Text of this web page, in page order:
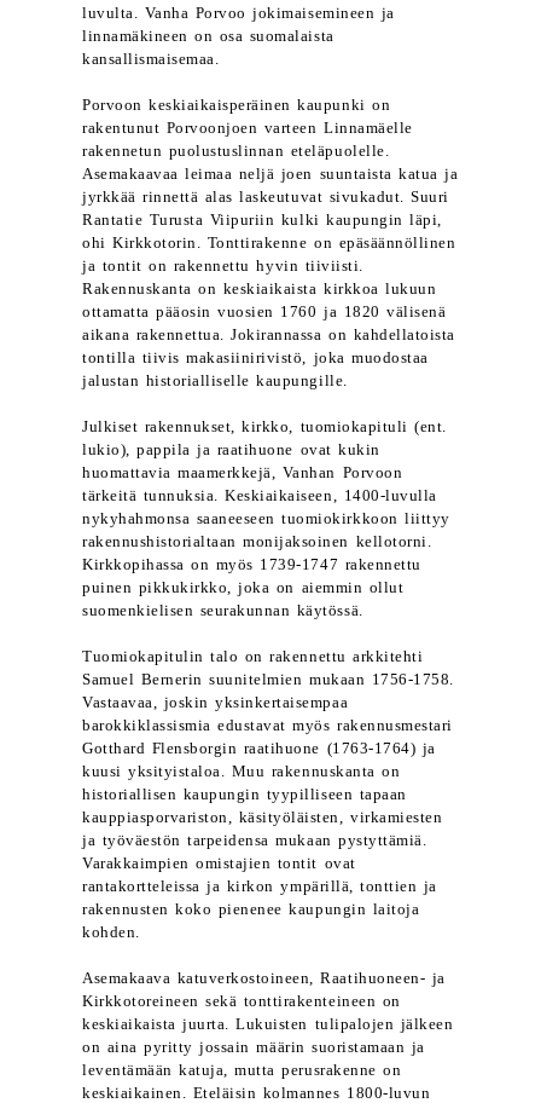
luvulta. Vanha Porvoo jokimaisemineen ja
linnamäkineen on osa suomalaista
kansallismaisemaa.
Porvoon keskiaikaisperäinen kaupunki on
rakentunut Porvoonjoen varteen Linnamäelle
rakennetun puolustuslinnan eteläpuolelle.
Asemakaavaa leimaa neljä joen suuntaista katua ja
jyrkkää rinnettä alas laskeutuvat sivukadut. Suuri
Rantatie Turusta Viipuriin kulki kaupungin läpi,
ohi Kirkkotorin. Tonttirakenne on epäsäännöllinen
ja tontit on rakennettu hyvin tiiviisti.
Rakennuskanta on keskiaikaista kirkkoa lukuun
ottamatta pääosin vuosien 1760 ja 1820 välisenä
aikana rakennettua. Jokirannassa on kahdellatoista
tontilla tiivis makasiinirivistö, joka muodostaa
jalustan historialliselle kaupungille.
Julkiset rakennukset, kirkko, tuomiokapituli (ent.
lukio), pappila ja raatihuone ovat kukin
huomattavia maamerkkejä, Vanhan Porvoon
tärkeitä tunnuksia. Keskiaikaiseen, 1400-luvulla
nykyhahmonsa saaneeseen tuomiokirkkoon liittyy
rakennushistorialtaan monijaksoinen kellotorni.
Kirkkopihassa on myös 1739-1747 rakennettu
puinen pikkukirkko, joka on aiemmin ollut
suomenkielisen seurakunnan käytössä.
Tuomiokapitulin talo on rakennettu arkkitehti
Samuel Bernerin suunitelmien mukaan 1756-1758.
Vastaavaa, joskin yksinkertaisempaa
barokkiklassismia edustavat myös rakennusmestari
Gotthard Flensborgin raatihuone (1763-1764) ja
kuusi yksityistaloa. Muu rakennuskanta on
historiallisen kaupungin tyypilliseen tapaan
kauppiasporvariston, käsityöläisten, virkamiesten
ja työväestön tarpeidensa mukaan pystyttämiä.
Varakkaimpien omistajien tontit ovat
rantakortteleissa ja kirkon ympärillä, tonttien ja
rakennusten koko pienenee kaupungin laitoja
kohden.
Asemakaava katuverkostoineen, Raatihuoneen- ja
Kirkkotoreineen sekä tonttirakenteineen on
keskiaikaista juurta. Lukuisten tulipalojen jälkeen
on aina pyritty jossain määrin suoristamaan ja
leventämään katuja, mutta perusrakenne on
keskiaikainen. Eteläisin kolmannes 1800-luvun